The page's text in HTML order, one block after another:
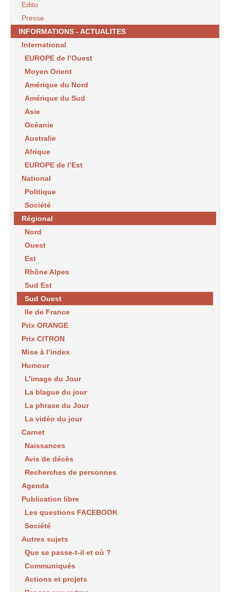
Edito
Presse
INFORMATIONS - ACTUALITES
International
EUROPE de l’Ouest
Moyen Orient
Amérique du Nord
Amérique du Sud
Asie
Océanie
Australie
Afrique
EUROPE de l’Est
National
Politique
Société
Régional
Nord
Ouest
Est
Rhône Alpes
Sud Est
Sud Ouest
Ile de France
Prix ORANGE
Prix CITRON
Mise à l’index
Humour
L’image du Jour
La blague du jour
La phrase du Jour
La vidéo du jour
Carnet
Naissances
Avis de décès
Recherches de personnes
Agenda
Publication libre
Les questions FACEBOOK
Société
Autres sujets
Que se passe-t-il et où ?
Communiqués
Actions et projets